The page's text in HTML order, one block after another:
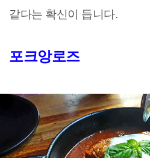
같다는 확신이 듭니다.
포크앙로즈